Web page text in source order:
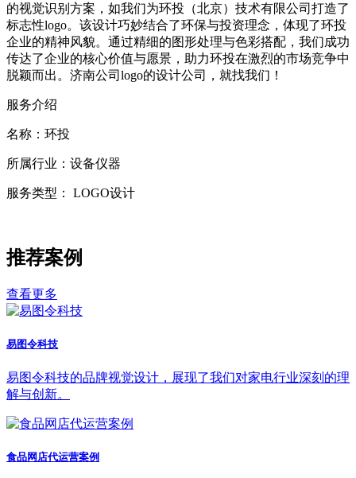
的视觉识别方案，如我们为环投（北京）技术有限公司打造了
标志性logo。该设计巧妙结合了环保与投资理念，体现了环投
企业的精神风貌。通过精细的图形处理与色彩搭配，我们成功
传达了企业的核心价值与愿景，助力环投在激烈的市场竞争中
脱颖而出。济南公司logo的设计公司，就找我们！
服务介绍
名称：环投
所属行业：设备仪器
服务类型： LOGO设计
推荐案例
查看更多
易图令科技
易图令科技的品牌视觉设计，展现了我们对家电行业深刻的理
解与创新。
食品网店代运营案例